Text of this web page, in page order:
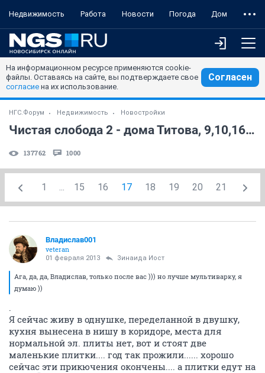
Недвижимость Работа Новости Погода Дом
На информационном ресурсе применяются cookie-
файлы. Оставаясь на сайте, вы подтверждаете свое
согласие на их использование.
Согласен
НГС.Форум Недвижимость Новостройки
Чистая слобода 2 - дома Титова, 9,10,16,17 стр. (часть 10)
137762 1000
1 ... 15 16 17 18 19 20 21
Владислав001
veteran
01 февраля 2013 Зинаида Иост
Ага, да, да, Владислав, только после вас ))) но лучше мультиварку, я
думаю ))
.
Я сейчас живу в однушке, переделанной в двушку,
кухня вынесена в нишу в коридоре, места для
нормальной эл. плиты нет, вот и стоят две
маленькие плитки.... год так прожили...... хорошо
сейчас эти прикючения окончены.... а плитки едут на